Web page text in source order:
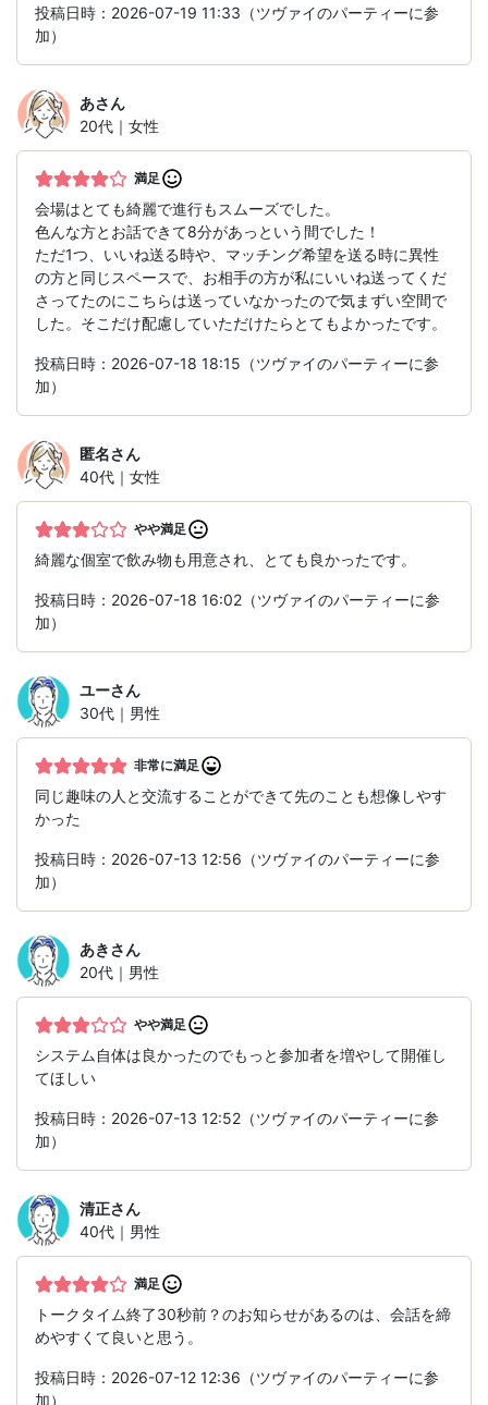
投稿日時：2026-07-19 11:33（ツヴァイのパーティーに参
加）
あさん
20代｜女性
満足
会場はとても綺麗で進行もスムーズでした。
色んな方とお話できて8分があっという間でした！
ただ1つ、いいね送る時や、マッチング希望を送る時に異性
の方と同じスペースで、お相手の方が私にいいね送ってくだ
さってたのにこちらは送っていなかったので気まずい空間で
した。そこだけ配慮していただけたらとてもよかったです。
投稿日時：2026-07-18 18:15（ツヴァイのパーティーに参
加）
匿名さん
40代｜女性
やや満足
綺麗な個室で飲み物も用意され、とても良かったです。
投稿日時：2026-07-18 16:02（ツヴァイのパーティーに参
加）
ユーさん
30代｜男性
非常に満足
同じ趣味の人と交流することができて先のことも想像しやす
かった
投稿日時：2026-07-13 12:56（ツヴァイのパーティーに参
加）
あきさん
20代｜男性
やや満足
システム自体は良かったのでもっと参加者を増やして開催し
てほしい
投稿日時：2026-07-13 12:52（ツヴァイのパーティーに参
加）
清正さん
40代｜男性
満足
トークタイム終了30秒前？のお知らせがあるのは、会話を締
めやすくて良いと思う。
投稿日時：2026-07-12 12:36（ツヴァイのパーティーに参
加）